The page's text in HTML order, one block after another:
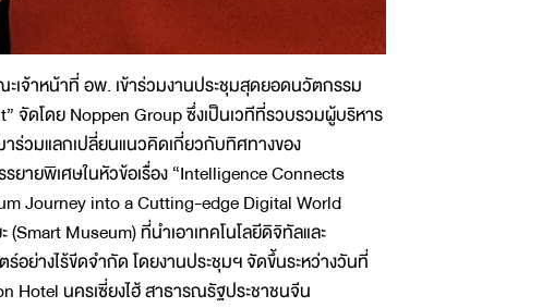
จ้าหน้าที่ อพ. เข้าร่วมงานประชุมสุดยอดนวัตกรรม
ดโดย Noppen Group ซึ่งเป็นเวทีที่รวบรวมผู้บริหาร
วมแลกเปลี่ยนแนวคิดเกี่ยวกับทิศทางของ
ยพิเศษในหัวข้อเรื่อง “Intelligence Connects
Journey into a Cutting-edge Digital World
Museum) ที่นำเอาเทคโนโลยีดิจิทัลและ
ย่างไร้ขีดจำกัด โดยงานประชุมฯ จัดขึ้นระหว่างวันที่
นครเซี่ยงไฮ้ สาธารณรัฐประชาชนจีน